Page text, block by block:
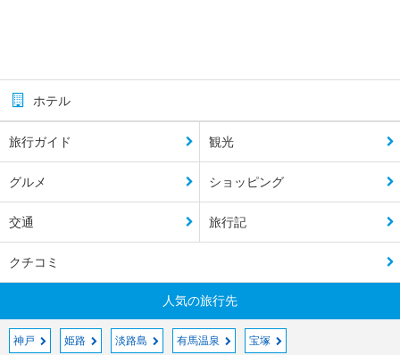
ホテル
旅行ガイド 観光
グルメ ショッピング
交通 旅行記
クチコミ
人気の旅行先
神戸 姫路 淡路島 有馬温泉 宝塚